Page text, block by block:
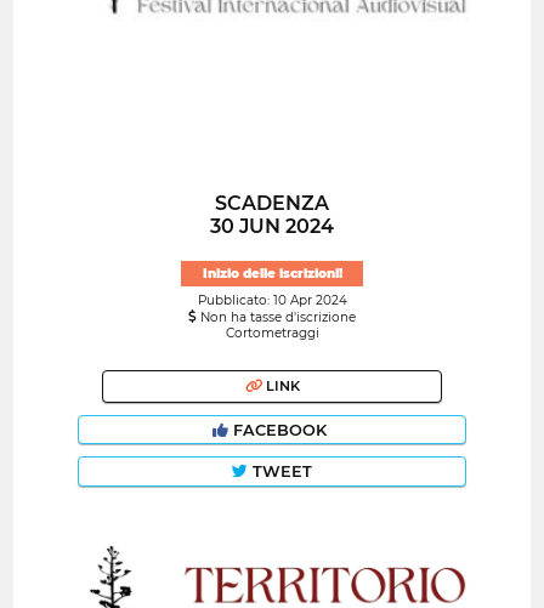
SCADENZA
30 JUN 2024
Inizio delle iscrizioni!
Pubblicato: 10 Apr 2024
Non ha tasse d'iscrizione
Cortometraggi
LINK
FACEBOOK
TWEET